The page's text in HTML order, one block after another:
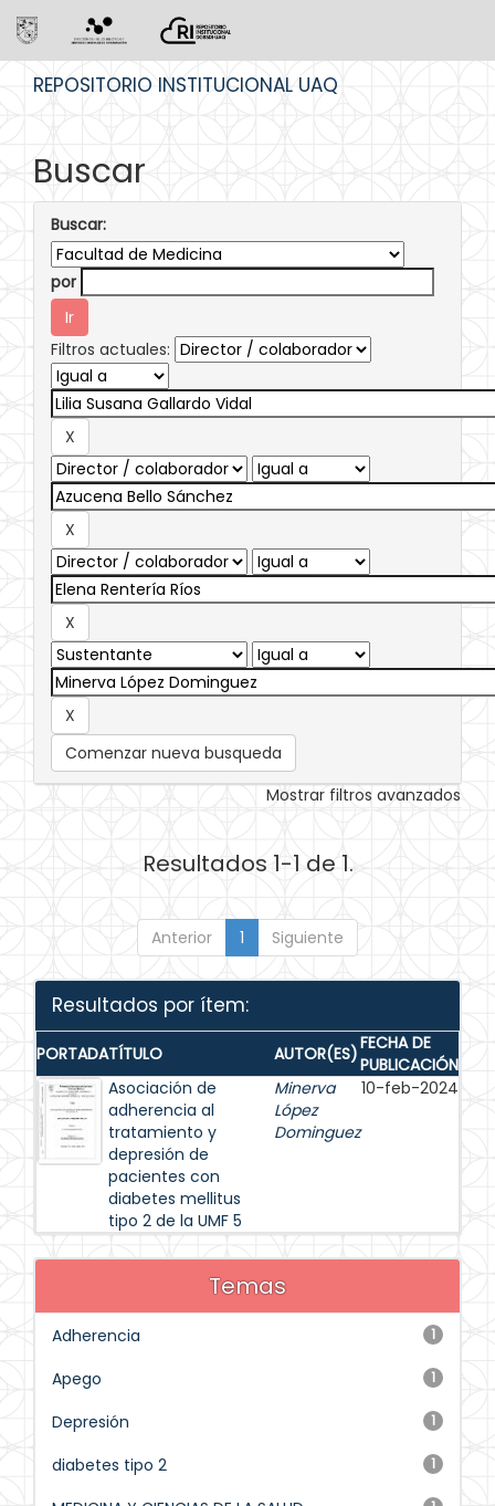
REPOSITORIO INSTITUCIONAL UAQ
Buscar
Buscar:
por
Filtros actuales:
Comenzar nueva busqueda
Mostrar filtros avanzados
Resultados 1-1 de 1.
Anterior 1 Siguiente
Resultados por ítem:
PORTADATÍTULO AUTOR(ES)FECHA DE
PUBLICACIÓN
Asociación de
adherencia al
tratamiento y
depresión de
pacientes con
diabetes mellitus
tipo 2 de la UMF 5
Minerva
López
Dominguez
10-feb-2024
Temas
1
Adherencia
1
Apego
1
Depresión
1
diabetes tipo 2